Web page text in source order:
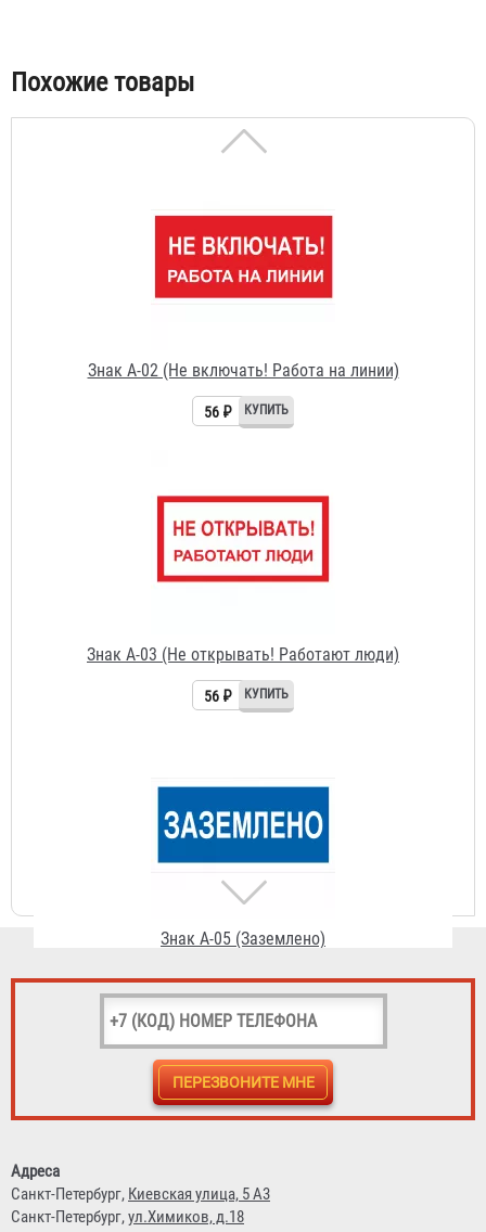
Табы
Похожие товары
Знак A-02 (Не включать! Работа на линии)
Знак A-03 (Не открывать! Работают люди)
Знак A-05 (Заземлено)
Адреса
Санкт-Петербург, Киевская улица, 5 А3
Санкт-Петербург,ул.Химиков, д.18